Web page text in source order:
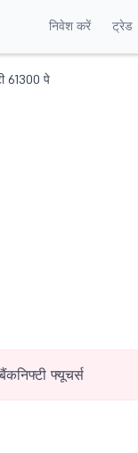
निवेश करें ट्रेड
61300 पे
फ्यूचर्स